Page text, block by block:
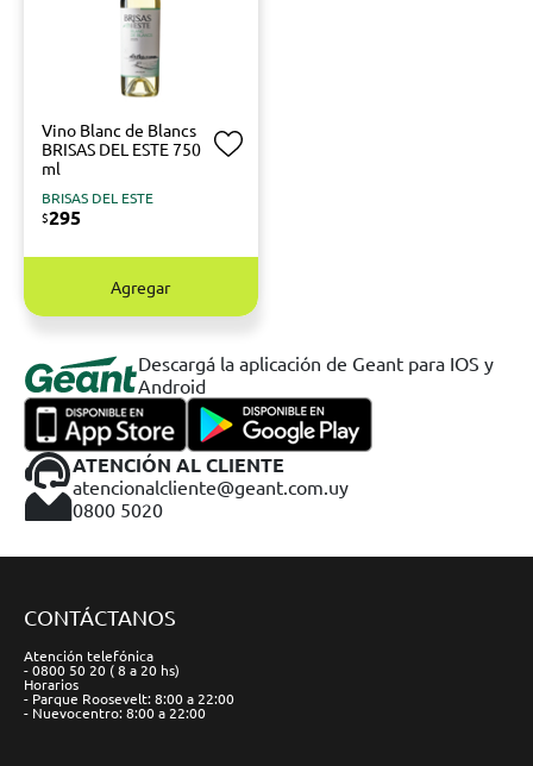
Vino Blanc de Blancs
BRISAS DEL ESTE 750
ml
BRISAS DEL ESTE
$295
Agregar
Descargá la aplicación de Geant para IOS y
Android
ATENCIÓN AL CLIENTE
atencionalcliente@geant.com.uy
0800 5020
CONTÁCTANOS
Atención telefónica
- 0800 50 20 ( 8 a 20 hs)
Horarios
- Parque Roosevelt: 8:00 a 22:00
- Nuevocentro: 8:00 a 22:00